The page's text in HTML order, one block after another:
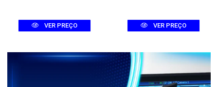
VER PREÇO VER PREÇO